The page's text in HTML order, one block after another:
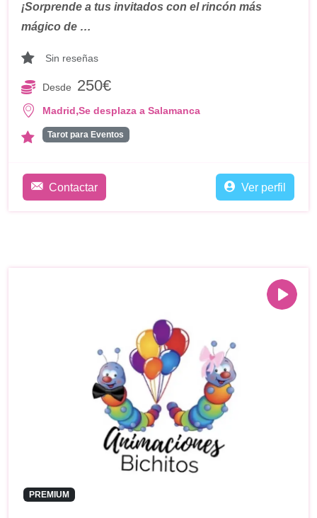
¡Sorprende a tus invitados con el rincón más
mágico de …
Sin reseñas
Desde 250€
Madrid,Se desplaza a Salamanca
Tarot para Eventos
Contactar Ver perfil
PREMIUM